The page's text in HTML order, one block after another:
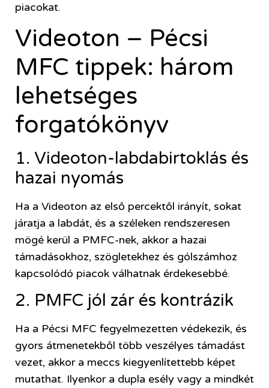
piacokat.
Videoton – Pécsi
MFC tippek: három
lehetséges
forgatókönyv
1. Videoton-labdabirtoklás és
hazai nyomás
Ha a Videoton az első percektől irányít, sokat
járatja a labdát, és a széleken rendszeresen
mögé kerül a PMFC-nek, akkor a hazai
támadásokhoz, szögletekhez és gólszámhoz
kapcsolódó piacok válhatnak érdekesebbé.
2. PMFC jól zár és kontrázik
Ha a Pécsi MFC fegyelmezetten védekezik, és
gyors átmenetekből több veszélyes támadást
vezet, akkor a meccs kiegyenlítettebb képet
mutathat. Ilyenkor a dupla esély vagy a mindkét